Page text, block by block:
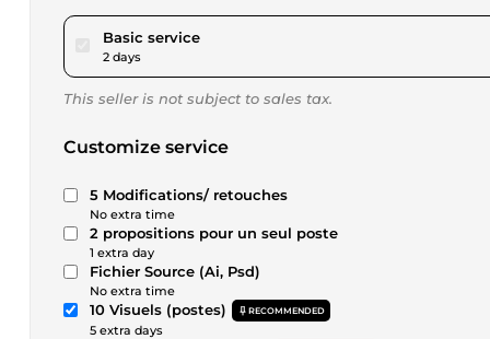
Basic servicepour $17.34
2 days
This seller is not subject to sales tax.
Customize service
5 Modifications/ retouches
No extra time
2 propositions pour un seul poste
1 extra day
Fichier Source (Ai, Psd)
No extra time
10 Visuels (postes) RECOMMENDED
5 extra days